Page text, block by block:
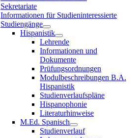
Sekretariate
Informationen für Studieninteressierte
Studiengänge
Hispanistik
Lehrende
Informationen und
Dokumente
Prüfungsordnungen
Modulbeschreibungen B.A.
Hispanistik
Studienverlaufspläne
Hispanophonie
Literaturhinweise
M.Ed. Spanisch
Studienverlauf